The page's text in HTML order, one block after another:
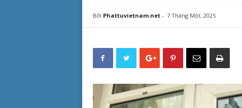
Bởi Phattuvietnam.net- 7 Tháng Một, 2025